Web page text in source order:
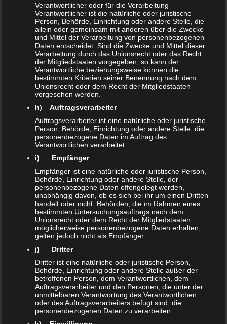
business,coding,design,photography,wordpress
Lorem ipsum dolor sit amet, consectetur adipiscing elit.
Morbi sagittis, sem quis lacinia faucibus, orci ipsum
gravida tortor, vel interdum mi sapien ut justo. Nulla
varius consequat magna, id molestie…
One More Post
Verantwortlicher oder für die Verarbeitung
Verantwortlicher ist die natürliche oder juristische
Person, Behörde, Einrichtung oder andere Stelle, die
allein oder gemeinsam mit anderen über die Zwecke
und Mittel der Verarbeitung von personenbezogenen
Daten entscheidet. Sind die Zwecke und Mittel dieser
Verarbeitung durch das Unionsrecht oder das Recht
der Mitgliedstaaten vorgegeben, so kann der
Verantwortliche beziehungsweise können die
bestimmten Kriterien seiner Benennung nach dem
Unionsrecht oder dem Recht der Mitgliedstaaten
vorgesehen werden.
h) Auftragsverarbeiter
Auftragsverarbeiter ist eine natürliche oder juristische
Person, Behörde, Einrichtung oder andere Stelle, die
personenbezogene Daten im Auftrag des
Verantwortlichen verarbeitet.
i) Empfänger
Empfänger ist eine natürliche oder juristische Person,
Behörde, Einrichtung oder andere Stelle, der
personenbezogene Daten offengelegt werden,
unabhängig davon, ob es sich bei ihr um einen Dritten
handelt oder nicht. Behörden, die im Rahmen eines
bestimmten Untersuchungsauftrags nach dem
Unionsrecht oder dem Recht der Mitgliedstaaten
möglicherweise personenbezogene Daten erhalten,
gelten jedoch nicht als Empfänger.
j) Dritter
Dritter ist eine natürliche oder juristische Person,
Behörde, Einrichtung oder andere Stelle außer der
betroffenen Person, dem Verantwortlichen, dem
Auftragsverarbeiter und den Personen, die unter der
unmittelbaren Verantwortung des Verantwortlichen
oder des Auftragsverarbeiters befugt sind, die
personenbezogenen Daten zu verarbeiten.